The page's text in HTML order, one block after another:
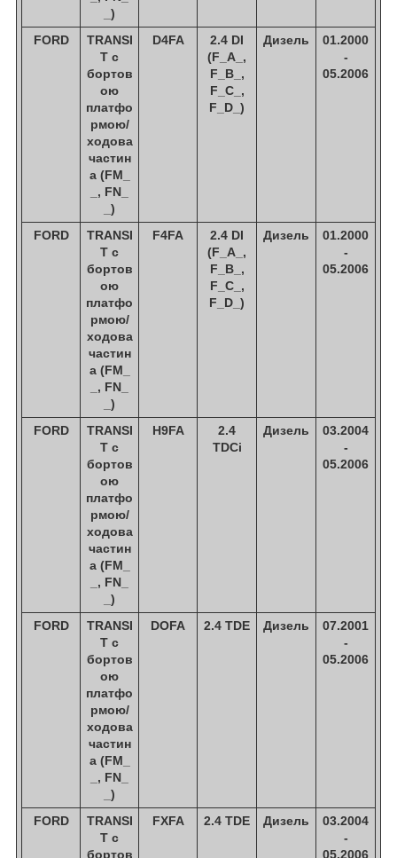
_)
FORD
TRANSI
T c
бортов
ою
платфо
рмою/
ходова
частин
а (FM_
_, FN_
_)
D4FA
2.4 DI
(F_A_,
F_B_,
F_C_,
F_D_)
Дизель
01.2000
-
05.2006
FORD
TRANSI
T c
бортов
ою
платфо
рмою/
ходова
частин
а (FM_
_, FN_
_)
F4FA
2.4 DI
(F_A_,
F_B_,
F_C_,
F_D_)
Дизель
01.2000
-
05.2006
FORD
TRANSI
T c
бортов
ою
платфо
рмою/
ходова
частин
а (FM_
_, FN_
_)
H9FA
2.4
TDCi
Дизель
03.2004
-
05.2006
FORD
TRANSI
T c
бортов
ою
платфо
рмою/
ходова
частин
а (FM_
_, FN_
_)
DOFA 2.4 TDE Дизель
07.2001
-
05.2006
FORD
TRANSI
T c
бортов
FXFA 2.4 TDE Дизель
03.2004
-
05.2006